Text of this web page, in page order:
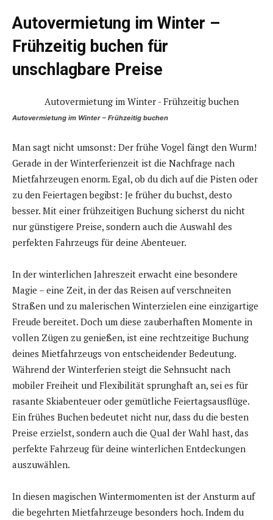
Autovermietung im Winter –
Frühzeitig buchen für
unschlagbare Preise
Autovermietung im Winter – Frühzeitig buchen
Man sagt nicht umsonst: Der frühe Vogel fängt den Wurm!
Gerade in der Winterferienzeit ist die Nachfrage nach
Mietfahrzeugen enorm. Egal, ob du dich auf die Pisten oder
zu den Feiertagen begibst: Je früher du buchst, desto
besser. Mit einer frühzeitigen Buchung sicherst du nicht
nur günstigere Preise, sondern auch die Auswahl des
perfekten Fahrzeugs für deine Abenteuer.
In der winterlichen Jahreszeit erwacht eine besondere
Magie – eine Zeit, in der das Reisen auf verschneiten
Straßen und zu malerischen Winterzielen eine einzigartige
Freude bereitet. Doch um diese zauberhaften Momente in
vollen Zügen zu genießen, ist eine rechtzeitige Buchung
deines Mietfahrzeugs von entscheidender Bedeutung.
Während der Winterferien steigt die Sehnsucht nach
mobiler Freiheit und Flexibilität sprunghaft an, sei es für
rasante Skiabenteuer oder gemütliche Feiertagsausflüge.
Ein frühes Buchen bedeutet nicht nur, dass du die besten
Preise erzielst, sondern auch die Qual der Wahl hast, das
perfekte Fahrzeug für deine winterlichen Entdeckungen
auszuwählen.
In diesen magischen Wintermomenten ist der Ansturm auf
die begehrten Mietfahrzeuge besonders hoch. Indem du